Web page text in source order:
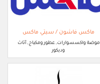
ماكس فاشون / سيتي ماكس
موضة واكسسوارات, عطور ومكياج, أثاث
وديكور